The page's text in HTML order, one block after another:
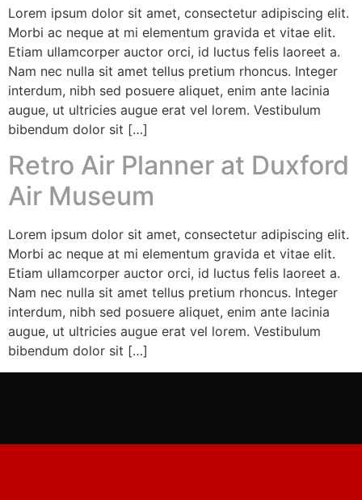
Lorem ipsum dolor sit amet, consectetur adipiscing elit.
Morbi ac neque at mi elementum gravida et vitae elit.
Etiam ullamcorper auctor orci, id luctus felis laoreet a.
Nam nec nulla sit amet tellus pretium rhoncus. Integer
interdum, nibh sed posuere aliquet, enim ante lacinia
augue, ut ultricies augue erat vel lorem. Vestibulum
bibendum dolor sit […]
Retro Air Planner at Duxford
Air Museum
Lorem ipsum dolor sit amet, consectetur adipiscing elit.
Morbi ac neque at mi elementum gravida et vitae elit.
Etiam ullamcorper auctor orci, id luctus felis laoreet a.
Nam nec nulla sit amet tellus pretium rhoncus. Integer
interdum, nibh sed posuere aliquet, enim ante lacinia
augue, ut ultricies augue erat vel lorem. Vestibulum
bibendum dolor sit […]